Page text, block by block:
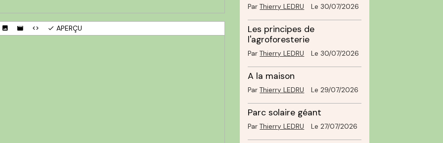
APERÇU
ParThierry LEDRU Le 30/07/2026
Les principes de
l'agroforesterie
ParThierry LEDRU Le 30/07/2026
A la maison
ParThierry LEDRU Le 29/07/2026
Parc solaire géant
ParThierry LEDRU Le 27/07/2026